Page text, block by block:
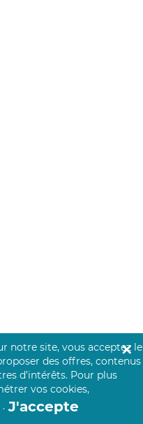
notre site, vous acceptez le
des offres, contenus
d’intérêts. Pour plus
vos cookies,
. J'accepte
✕